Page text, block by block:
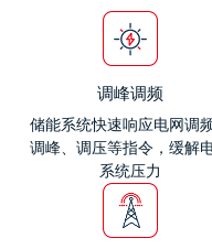
调峰调频
储能系统快速响应电网调频
调峰、调压等指令，缓解
系统压力